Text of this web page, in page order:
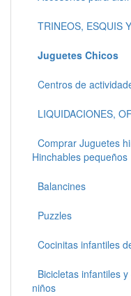
TRINEOS, ESQUIS
Juguetes Chicos
Centros de
LIQUIDACIONES,
Comprar Juguetes
Hinchables pequeños
Balancines
Puzzles
Cocinitas infantiles
Bicicletas infantiles
niños